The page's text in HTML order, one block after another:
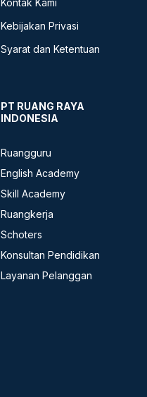
Kontak Kami
Kebijakan Privasi
Syarat dan Ketentuan
PT RUANG RAYA
INDONESIA
Ruangguru
English Academy
Skill Academy
Ruangkerja
Schoters
Konsultan Pendidikan
Layanan Pelanggan